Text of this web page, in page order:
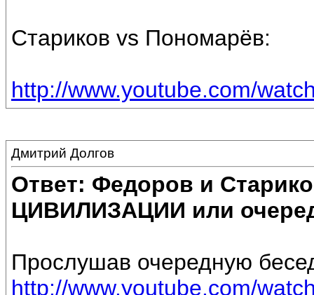
Стариков vs Пономарёв:
http://www.youtube.com/
Дмитрий Долгов
Ответ: Федоров и
ЦИВИЛИЗАЦИИ или
Прослушав очередную
http://www.youtube.com/